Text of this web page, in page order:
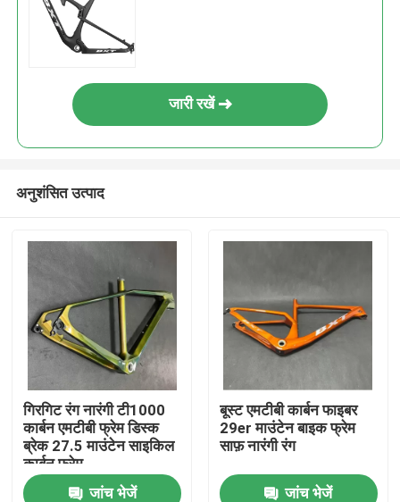
जारी रखें
अनुशंसित उत्पाद
गिरगिट रंग नारंगी टी1000
कार्बन एमटीबी फ्रेम डिस्क
ब्रेक 27.5 माउंटेन साइकिल
कार्बन फ्रेम
जांच भेजें
बूस्ट एमटीबी कार्बन फाइबर
29er माउंटेन बाइक फ्रेम
साफ़ नारंगी रंग
जांच भेजें